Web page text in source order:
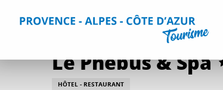
Accueil Séjourner Hébergements
Le Phébus & Spa
HÔTEL - RESTAURANT